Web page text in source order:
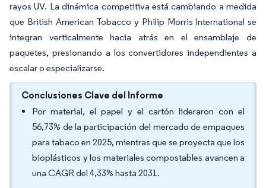
rayos UV. La dinámica competitiva está cambiando a medida
que British American Tobacco y Philip Morris International se
integran verticalmente hacia atrás en el ensamblaje de
paquetes, presionando a los convertidores independientes a
escalar o especializarse.
Conclusiones Clave del Informe
Por material, el papel y el cartón lideraron con el
56,73% de la participación del mercado de empaques
para tabaco en 2025, mientras que se proyecta que los
bioplásticos y los materiales compostables avancen a
una CAGR del 4,33% hasta 2031.